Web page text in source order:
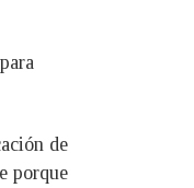
de
porque